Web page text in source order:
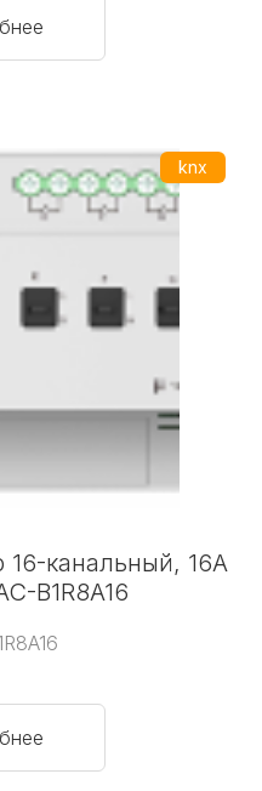
канальный, 16А
B1R8A16
knx